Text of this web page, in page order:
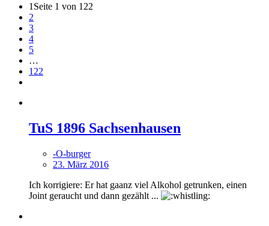
1 Seite 1 von 122
2
3
4
5
…
122
TuS 1896 Sachsenhausen
-O-burger
23. März 2016
Ich korrigiere: Er hat gaanz viel Alkohol getrunken, einen
Joint geraucht und dann gezählt ...